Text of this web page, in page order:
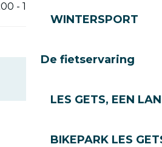
WINTERSPORT
De fietservaring
LES GETS, EEN
BIKEPARK LES
- 14:00